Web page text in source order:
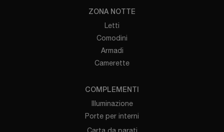
ZONA NOTTE
Letti
Comodini
Armadi
Camerette
COMPLEMENTI
Illuminazione
Porte per interni